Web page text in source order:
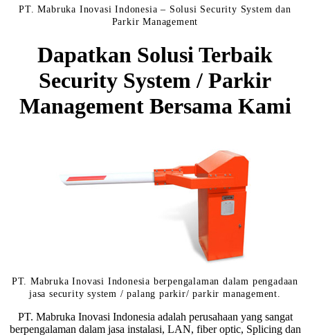
PT. Mabruka Inovasi Indonesia – Solusi Security System dan
Parkir Management
Dapatkan Solusi Terbaik
Security System / Parkir
Management Bersama Kami
PT. Mabruka Inovasi Indonesia berpengalaman dalam pengadaan
jasa security system / palang parkir/ parkir management.
PT. Mabruka Inovasi Indonesia adalah perusahaan yang sangat
berpengalaman dalam jasa instalasi, LAN, fiber optic, Splicing dan